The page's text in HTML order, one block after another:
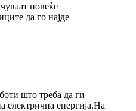
повеќе
да го најде
што треба да ги
електрична енергија.На